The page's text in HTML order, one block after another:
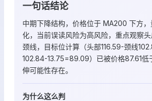
一句话结论
中期下降结构，价格位于 MA200 下方
化，当前误读风险为高风险，重点观察
颈线，目标位计算（头部116.59-颈线
102.84-13.75=89.09）已被价格87.61低
伸可能性存在。
为什么这么判